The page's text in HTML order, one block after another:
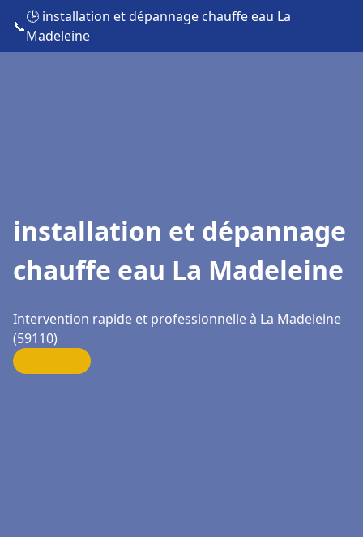
📞
🕒 installation et dépannage chauffe eau La
Madeleine
installation et dépannage
chauffe eau La Madeleine
Intervention rapide et professionnelle à La Madeleine
(59110)